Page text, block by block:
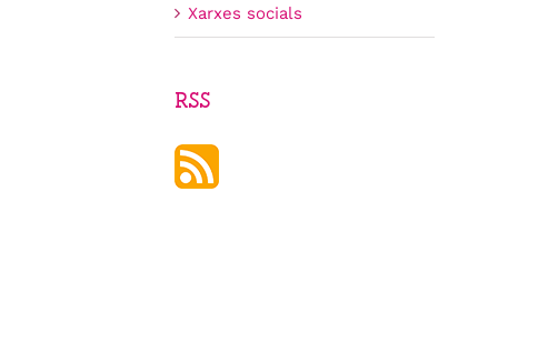
Xarxes socials
RSS